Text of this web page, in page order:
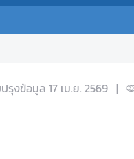
รุงข้อมูล 17 เม.ย. 2569 |